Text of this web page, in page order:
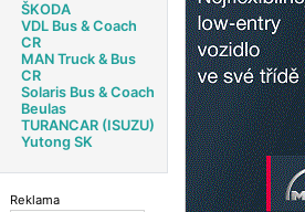
ŠKODA
VDL Bus & Coach
CR
MAN Truck & Bus
CR
Solaris Bus & Coach
Beulas
TURANCAR (ISUZU)
Yutong SK
Reklama